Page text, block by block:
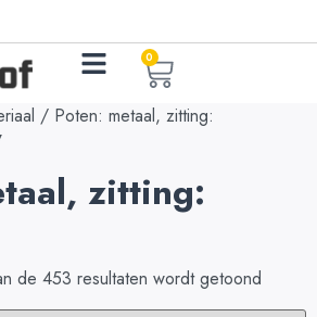
0
/ Poten: metaal, zitting:
zitting:
de 453 resultaten wordt getoond